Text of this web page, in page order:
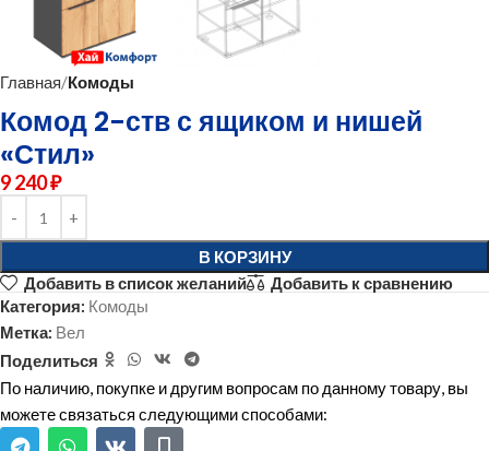
Главная Комоды
Комод 2-ств с ящиком и нишей
«Стил»
9 240₽
В КОРЗИНУ
Добавить в список желаний
Добавить к сравнению
Категория: Комоды
Метка: Вел
Поделиться
По наличию, покупке и другим вопросам по данному товару, вы
можете связаться следующими способами: